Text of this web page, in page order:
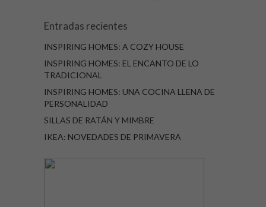
Entradas recientes
INSPIRING HOMES: A COZY HOUSE
INSPIRING HOMES: EL ENCANTO DE LO
TRADICIONAL
INSPIRING HOMES: UNA COCINA LLENA DE
PERSONALIDAD
SILLAS DE RATÁN Y MIMBRE
IKEA: NOVEDADES DE PRIMAVERA